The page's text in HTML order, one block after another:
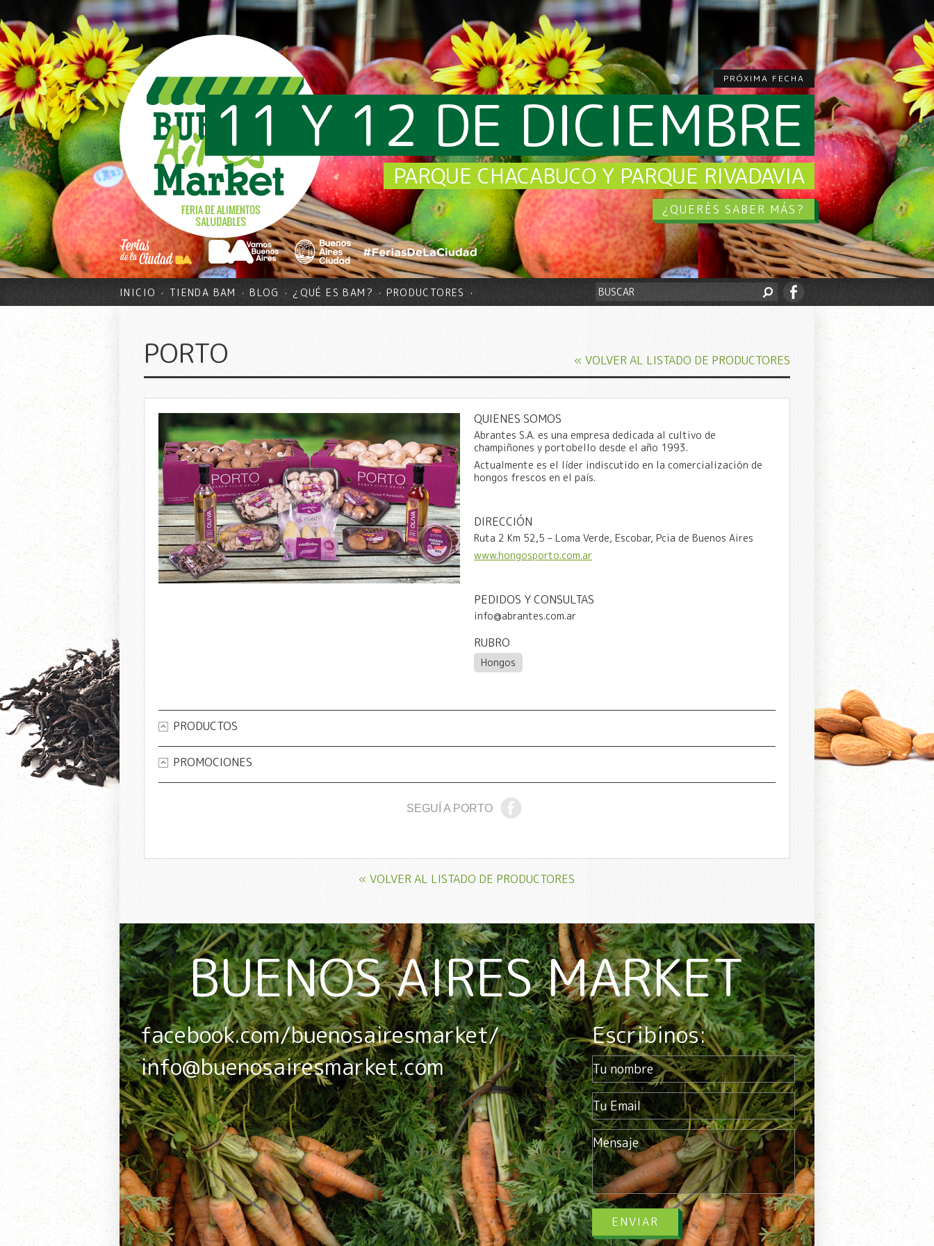
PRÓXIMA FECHA
11 Y 12 DE DICIEMBRE
PARQUE CHACABUCO Y PARQUE RIVADAVIA
¿QUERÉS SABER MÁS?
INICIO TIENDA BAM BLOG ¿QUÉ ES BAM? PRODUCTORES
PORTO « VOLVER AL LISTADO DE PRODUCTORES
QUIENES SOMOS
Abrantes S.A. es una empresa dedicada al cultivo de
champiñones y portobello desde el año 1993.
Actualmente es el líder indiscutido en la comercialización de
hongos frescos en el país.
DIRECCIÓN
Ruta 2 Km 52,5 – Loma Verde, Escobar, Pcia de Buenos Aires
www.hongosporto.com.ar
PEDIDOS Y CONSULTAS
info@abrantes.com.ar
RUBRO
Hongos
PRODUCTOS
PROMOCIONES
SEGUÍ A PORTO
« VOLVER AL LISTADO DE PRODUCTORES
BUENOS AIRES MARKET
facebook.com/buenosairesmarket/
info@buenosairesmarket.com
Escribinos:
ENVIAR